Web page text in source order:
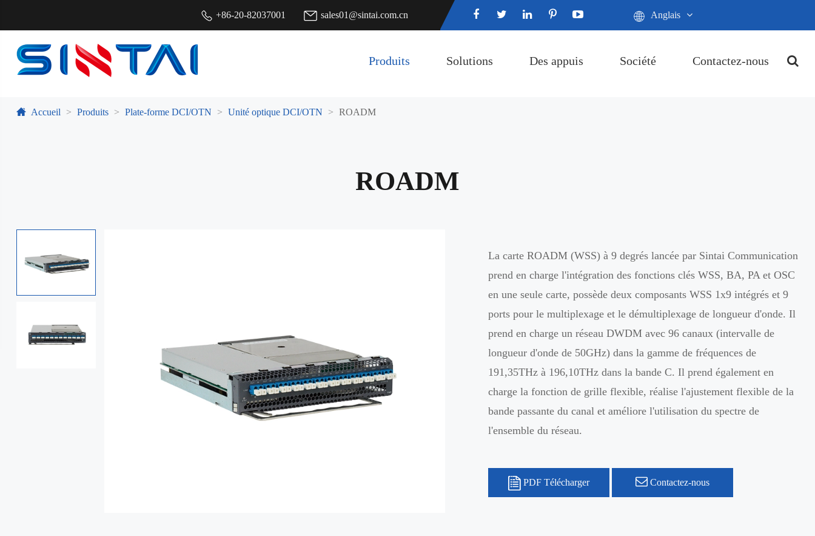
+86-20-82037001 sales01@sintai.com.cn Anglais
Produits Solutions Des appuis Société Contactez-nous
Accueil Produits Plate-forme DCI/OTN Unité optique DCI/OTN ROADM
ROADM
La carte ROADM (WSS) à 9 degrés lancée par Sintai Communication
prend en charge l'intégration des fonctions clés WSS, BA, PA et OSC
en une seule carte, possède deux composants WSS 1x9 intégrés et 9
ports pour le multiplexage et le démultiplexage de longueur d'onde. Il
prend en charge un réseau DWDM avec 96 canaux (intervalle de
longueur d'onde de 50GHz) dans la gamme de fréquences de
191,35THz à 196,10THz dans la bande C. Il prend également en
charge la fonction de grille flexible, réalise l'ajustement flexible de la
bande passante du canal et améliore l'utilisation du spectre de
l'ensemble du réseau.
PDF Télécharger Contactez-nous